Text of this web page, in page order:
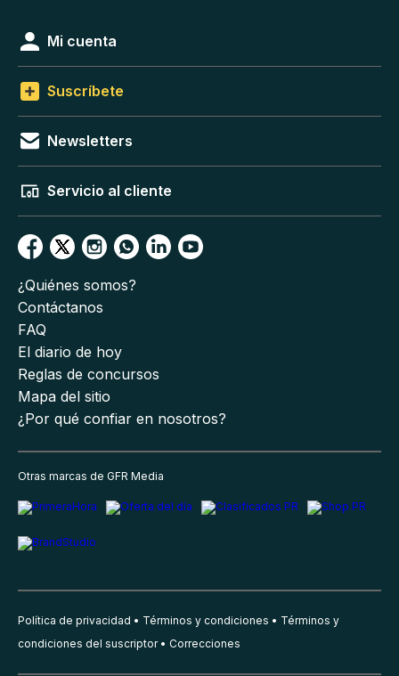
Mi cuenta
Suscríbete
Newsletters
Servicio al cliente
¿Quiénes somos?
Contáctanos
FAQ
El diario de hoy
Reglas de concursos
Mapa del sitio
¿Por qué confiar en nosotros?
Otras marcas de GFR Media
Política de privacidad Términos y condiciones
Términos y
condiciones del suscriptor
Correcciones